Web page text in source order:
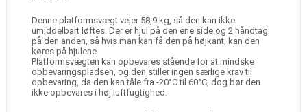
Denne platformsvægt vejer 58,9 kg, så den kan ikke
umiddelbart løftes. Der er hjul på den ene side og 2 håndtag
på den anden, så hvis man kan få den på højkant, kan den
køres på hjulene.
Platformsvægten kan opbevares stående for at mindske
opbevaringspladsen, og den stiller ingen særlige krav til
opbevaring, da den kan tåle fra -20°C til 60°C, dog bør den
ikke opbevares i høj luftfugtighed.